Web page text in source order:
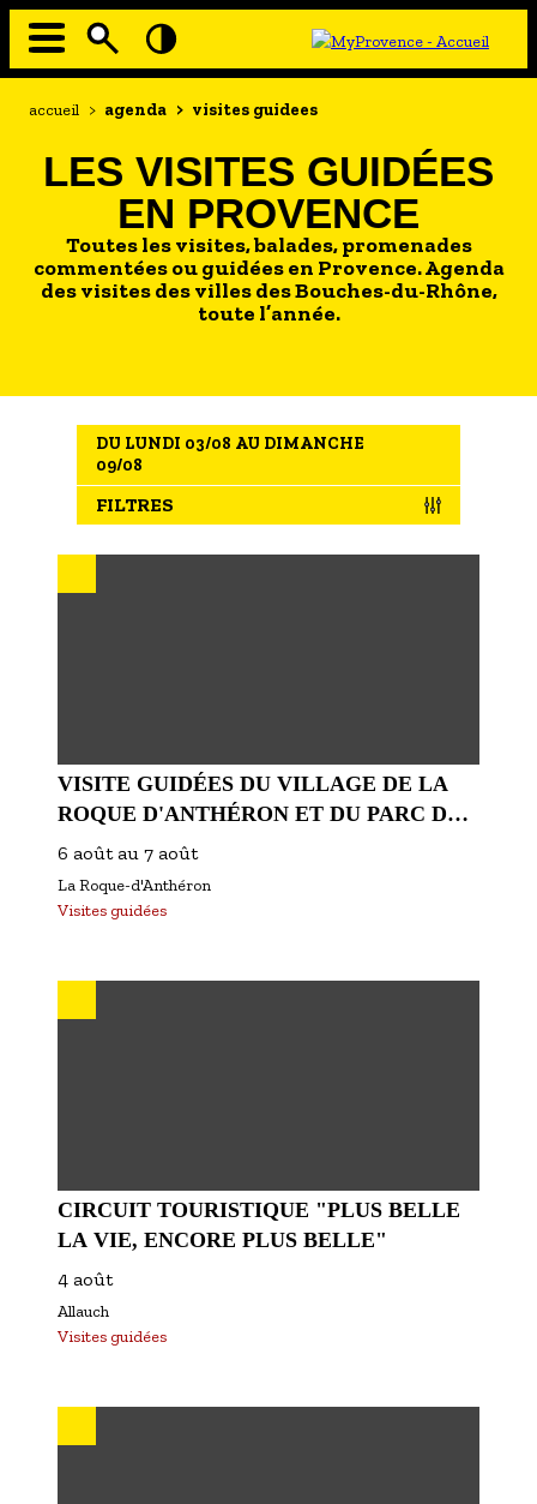
Aller
Navigation
EN MODE ECO
AU GRAND AIR
PASSEZ À TABLE
SOUS TOUTES LES COUTUMES
L'AGENDA
LES GUIDES TOURISTIQUES
LES OFFRES MYPROVENCE
Fil
accueil > agenda > visites guidees
LES VISITES GUIDÉES
EN PROVENCE
Toutes les visites, balades, promenades
commentées ou guidées en Provence. Agenda
des visites des villes des Bouches-du-Rhône,
toute l’année.
DU LUNDI 03/08 AU DIMANCHE
09/08
FILTRES
VISITE GUIDÉES DU VILLAGE DE LA
ROQUE D'ANTHÉRON ET DU PARC DU
CHÂTEAU DE FLORANS
6 août au 7 août
La Roque-d'Anthéron
Visites guidées
CIRCUIT TOURISTIQUE "PLUS BELLE
LA VIE, ENCORE PLUS BELLE"
4 août
Allauch
Visites guidées